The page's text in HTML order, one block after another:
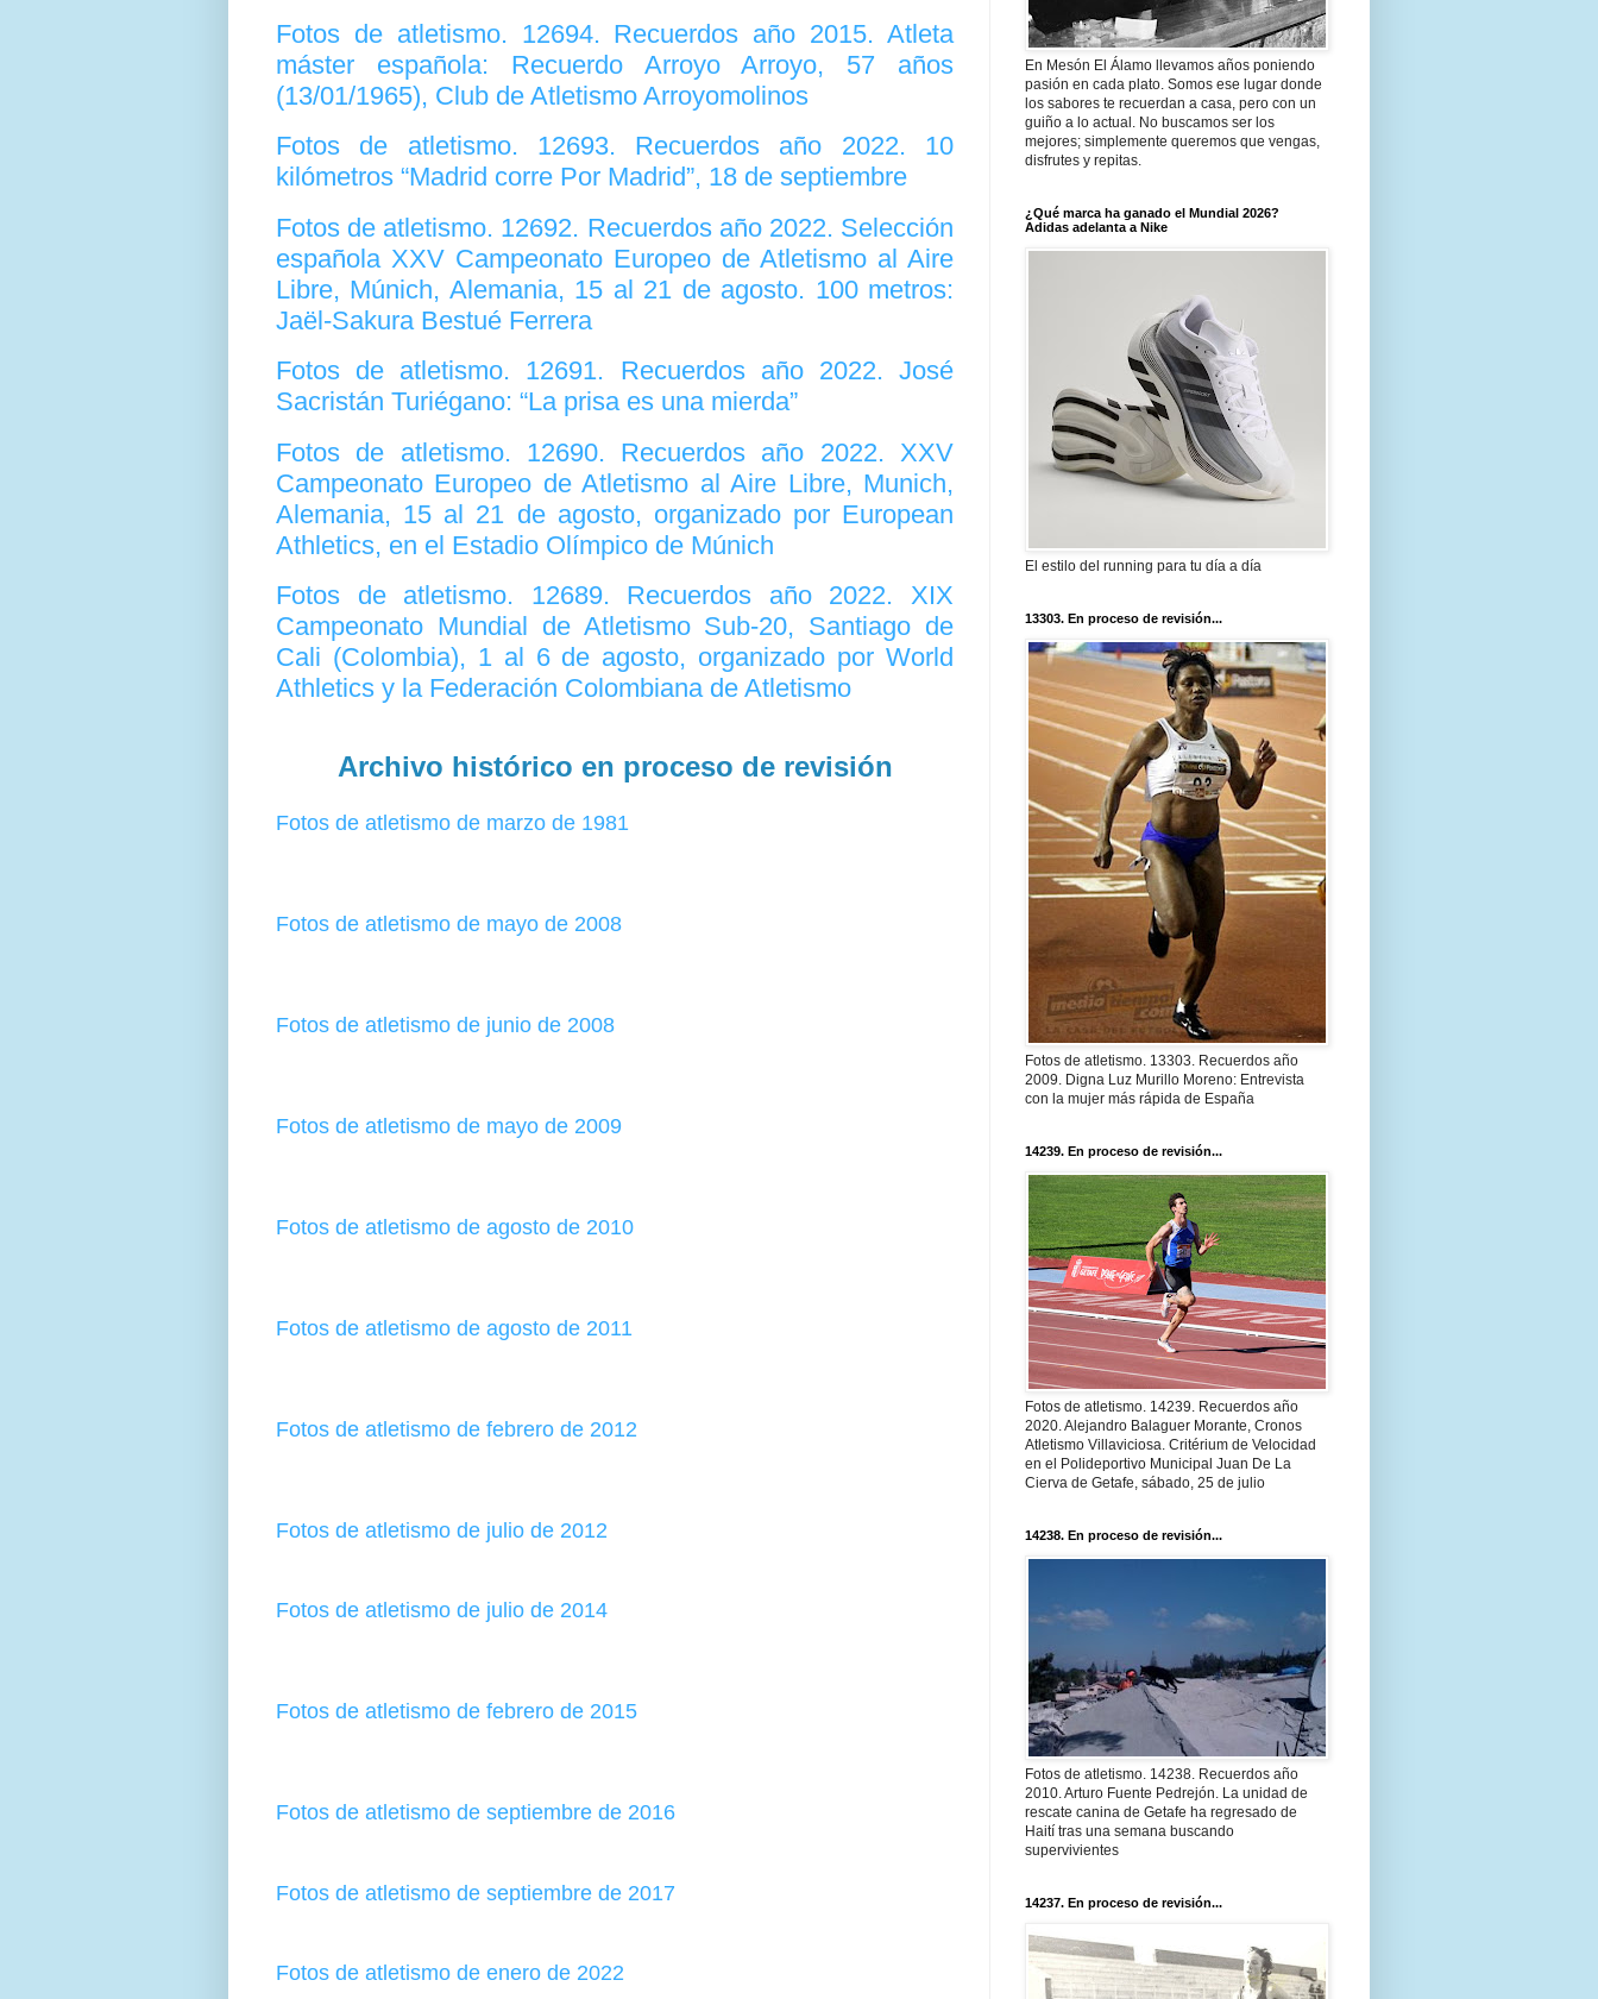
Fotos de atletismo. 12694. Recuerdos año 2015. Atleta
máster española: Recuerdo Arroyo Arroyo, 57 años
(13/01/1965), Club de Atletismo Arroyomolinos
Fotos de atletismo. 12693. Recuerdos año 2022. 10
kilómetros “Madrid corre Por Madrid”, 18 de septiembre
Fotos de atletismo. 12692. Recuerdos año 2022. Selección
española XXV Campeonato Europeo de Atletismo al Aire
Libre, Múnich, Alemania, 15 al 21 de agosto. 100 metros:
Jaël-Sakura Bestué Ferrera
Fotos de atletismo. 12691. Recuerdos año 2022. José
Sacristán Turiégano: “La prisa es una mierda”
Fotos de atletismo. 12690. Recuerdos año 2022. XXV
Campeonato Europeo de Atletismo al Aire Libre, Munich,
Alemania, 15 al 21 de agosto, organizado por European
Athletics, en el Estadio Olímpico de Múnich
Fotos de atletismo. 12689. Recuerdos año 2022. XIX
Campeonato Mundial de Atletismo Sub-20, Santiago de
Cali (Colombia), 1 al 6 de agosto, organizado por World
Athletics y la Federación Colombiana de Atletismo
Archivo histórico en proceso de revisión
Fotos de atletismo de marzo de 1981
Fotos de atletismo de mayo de 2008
Fotos de atletismo de junio de 2008
Fotos de atletismo de mayo de 2009
Fotos de atletismo de agosto de 2010
Fotos de atletismo de agosto de 2011
Fotos de atletismo de febrero de 2012
Fotos de atletismo de julio de 2012
Fotos de atletismo de julio de 2014
Fotos de atletismo de febrero de 2015
Fotos de atletismo de septiembre de 2016
Fotos de atletismo de septiembre de 2017
Fotos de atletismo de enero de 2022
En Mesón El Álamo llevamos años poniendo
pasión en cada plato. Somos ese lugar donde
los sabores te recuerdan a casa, pero con un
guiño a lo actual. No buscamos ser los
mejores; simplemente queremos que vengas,
disfrutes y repitas.
¿Qué marca ha ganado el Mundial 2026?
Adidas adelanta a Nike
El estilo del running para tu día a día
13303. En proceso de revisión...
Fotos de atletismo. 13303. Recuerdos año
2009. Digna Luz Murillo Moreno: Entrevista
con la mujer más rápida de España
14239. En proceso de revisión...
Fotos de atletismo. 14239. Recuerdos año
2020. Alejandro Balaguer Morante, Cronos
Atletismo Villaviciosa. Critérium de Velocidad
en el Polideportivo Municipal Juan De La
Cierva de Getafe, sábado, 25 de julio
14238. En proceso de revisión...
Fotos de atletismo. 14238. Recuerdos año
2010. Arturo Fuente Pedrejón. La unidad de
rescate canina de Getafe ha regresado de
Haití tras una semana buscando
supervivientes
14237. En proceso de revisión...